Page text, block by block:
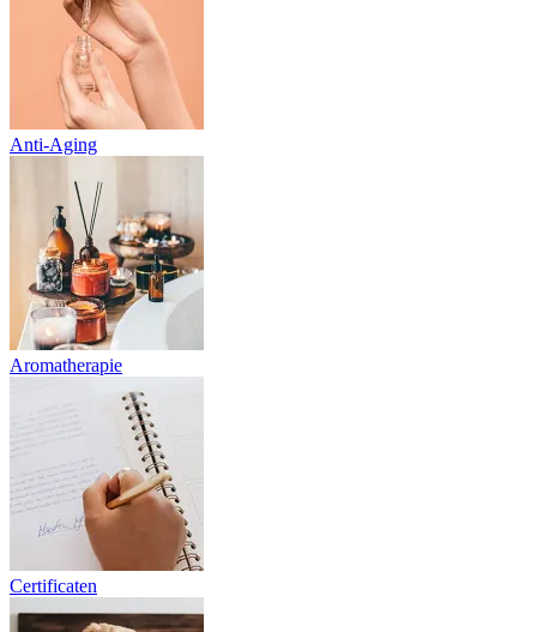
Anti-Aging
Aromatherapie
Certificaten